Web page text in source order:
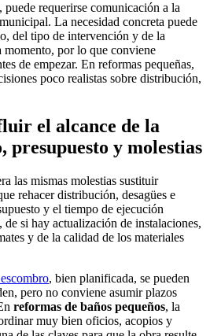
puede requerirse comunicación a la
La necesidad concreta puede
del tipo de intervención y de la
momento, por lo que conviene
de empezar. En reformas pequeñas,
poco realistas sobre distribución,
el alcance de la
presupuesto y molestias
las mismas molestias sustituir
rehacer distribución, desagües e
y el tiempo de ejecución
de si hay actualización de instalaciones,
y de la calidad de los materiales
, bien planificada, se pueden
pero no conviene asumir plazos
reformas de baños pequeños, la
muy bien oficios, acopios y